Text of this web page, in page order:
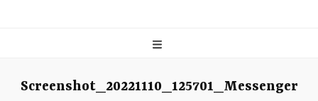
Screenshot_20221110_125701_Messenger